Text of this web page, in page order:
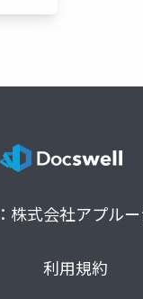
株式会社アプル
利用規約